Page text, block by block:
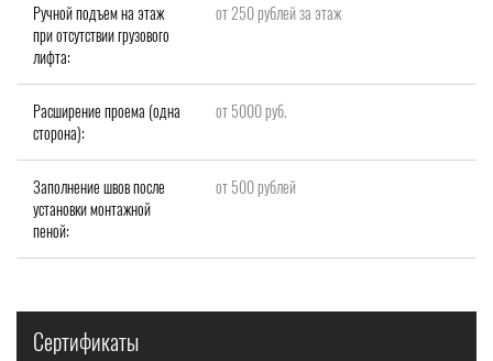
Ручной подъем на этаж
при отсутствии грузового
лифта:
от 250 рублей за этаж
Расширение проема (одна
сторона):
от 5000 руб.
Заполнение швов после
установки монтажной
пеной:
от 500 рублей
Сертификаты